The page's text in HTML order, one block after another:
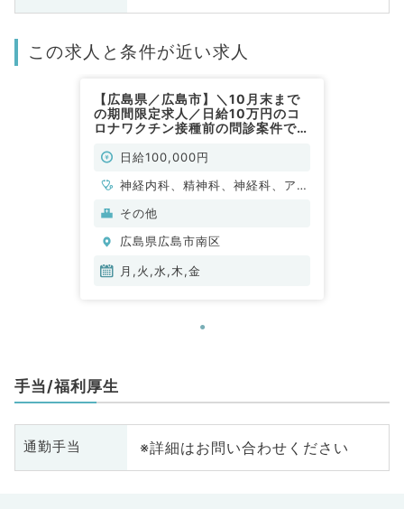
この求人と条件が近い求人
【広島県／広島市】＼10月末まで
の期間限定求人／日給10万円のコ
ロナワクチン接種前の問診案件です
能（科目不問／非常勤）
日給100,000円
神経内科、精神科、神経科、アレ
ルギー科、リウマチ科、小児科、
脳神経外科、呼吸器外科、心臓血
管外科、小児外科、皮膚科、泌尿
放射線科、リハビリテーション
科系全般、一般外科、消化器外
科、乳腺外科、総合診療科、美容
その他
広島県広島市南区
月,火,水,木,金
手当/福利厚生
通勤手当 ※詳細はお問い合わせください